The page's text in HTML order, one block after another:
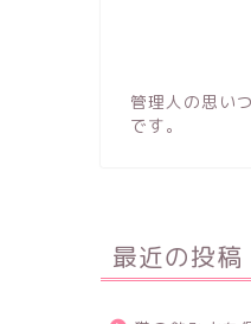
管理人の思い
です。
最近の投稿